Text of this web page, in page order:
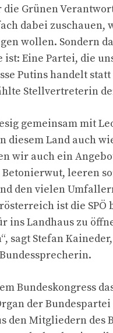
die Grünen
dabei zuschauen,
wollen. Sondern
ist: Eine Partei, die
Putins handelt
Stellvertreterin
gemeinsam mit
diesem Land auch
wir auch ein
Betonierwut, leeren
den vielen
ist die
ins Landhaus zu
sagt Stefan
Bundeskongress
der
den Mitgliedern des